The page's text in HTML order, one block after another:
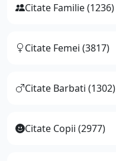
Citate Familie (1236)
Citate Femei (3817)
Citate Barbati (1302)
Citate Copii (2977)